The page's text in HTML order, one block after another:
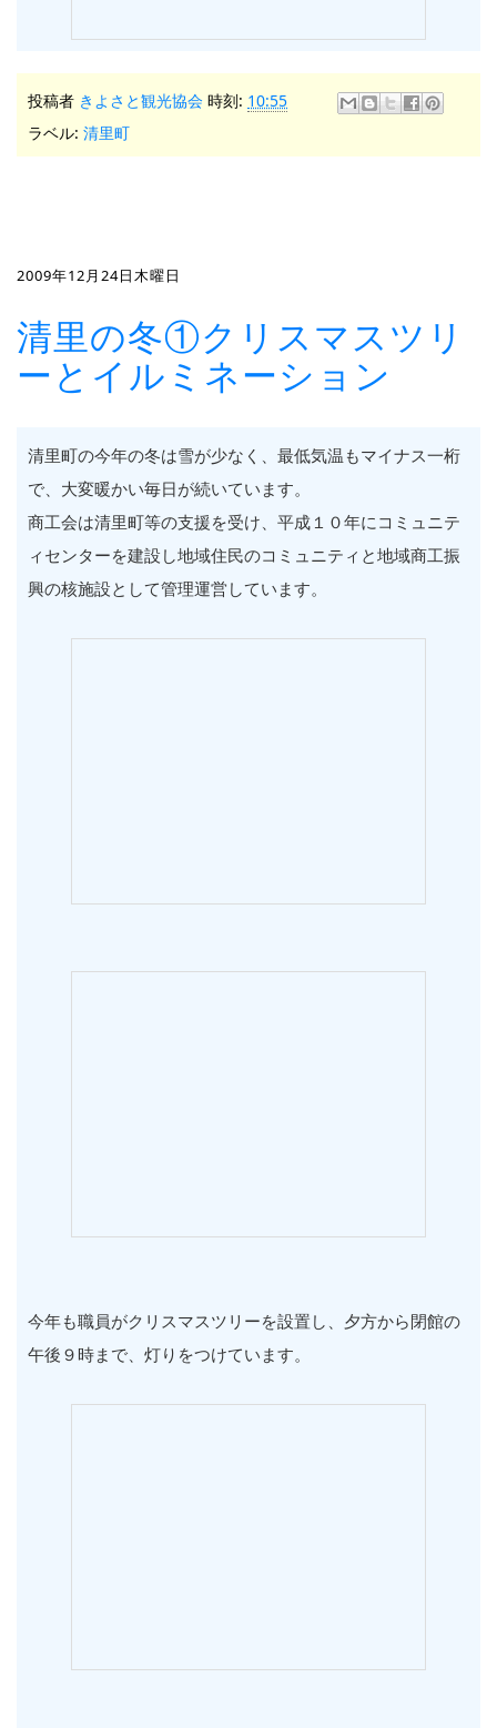
投稿者 きよさと観光協会 時刻: 10:55
ラベル: 清里町
2009年12月24日木曜日
清里の冬①クリスマスツリ
ーとイルミネーション
清里町の今年の冬は雪が少なく、最低気温もマイナス一桁
で、大変暖かい毎日が続いています。
商工会は清里町等の支援を受け、平成１０年にコミュニテ
ィセンターを建設し地域住民のコミュニティと地域商工振
興の核施設として管理運営しています。
今年も職員がクリスマスツリーを設置し、夕方から閉館の
午後９時まで、灯りをつけています。